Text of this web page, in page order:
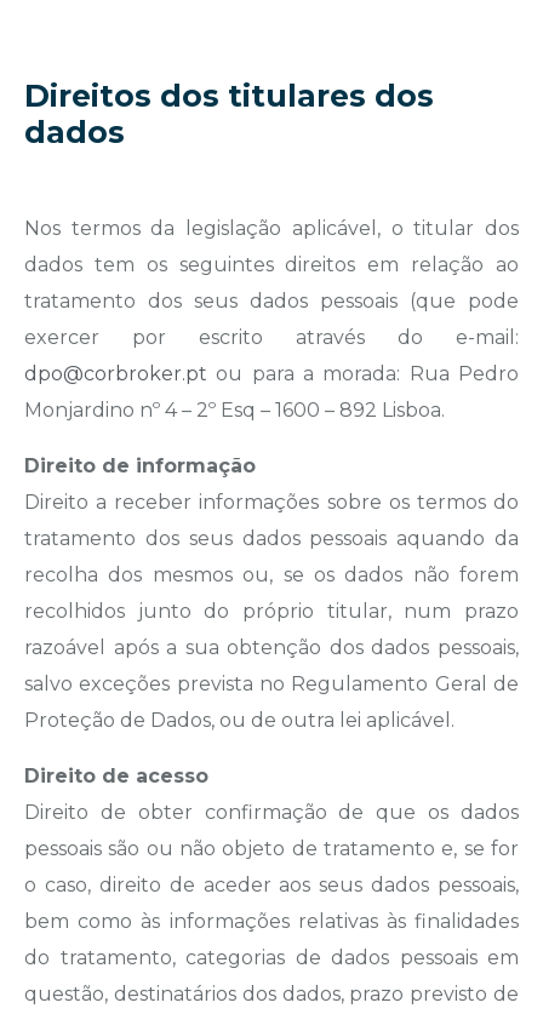
Direitos dos titulares dos
dados
Nos termos da legislação aplicável, o titular dos
dados tem os seguintes direitos em relação ao
tratamento dos seus dados pessoais (que pode
exercer por escrito através do e-mail:
dpo@corbroker.pt ou para a morada: Rua Pedro
Monjardino nº 4 – 2º Esq – 1600 – 892 Lisboa.
Direito de informação
Direito a receber informações sobre os termos do
tratamento dos seus dados pessoais aquando da
recolha dos mesmos ou, se os dados não forem
recolhidos junto do próprio titular, num prazo
razoável após a sua obtenção dos dados pessoais,
salvo exceções prevista no Regulamento Geral de
Proteção de Dados, ou de outra lei aplicável.
Direito de acesso
Direito de obter confirmação de que os dados
pessoais são ou não objeto de tratamento e, se for
o caso, direito de aceder aos seus dados pessoais,
bem como às informações relativas às finalidades
do tratamento, categorias de dados pessoais em
questão, destinatários dos dados, prazo previsto de